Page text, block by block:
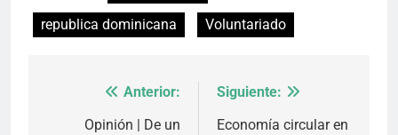
republica dominicana
Voluntariado
Navegación
Anterior:
Opinión | De un
Siguiente:
Economía circular en